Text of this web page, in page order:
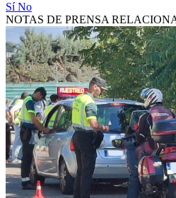
SíNo
NOTAS DE PRENSA